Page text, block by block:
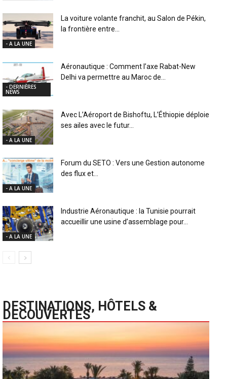
- A LA UNE
La voiture volante franchit, au Salon de Pékin,
la frontière entre...
- DERNIÈRES
NEWS
Aéronautique : Comment l’axe Rabat-New
Delhi va permettre au Maroc de...
- A LA UNE
Avec L’Aéroport de Bishoftu, L’Éthiopie déploie
ses ailes avec le futur...
- A LA UNE
Forum du SETO : Vers une Gestion autonome
des flux et...
- A LA UNE
Industrie Aéronautique : la Tunisie pourrait
accueillir une usine d’assemblage pour...
DESTINATIONS, HÔTELS &
DECOUVERTES